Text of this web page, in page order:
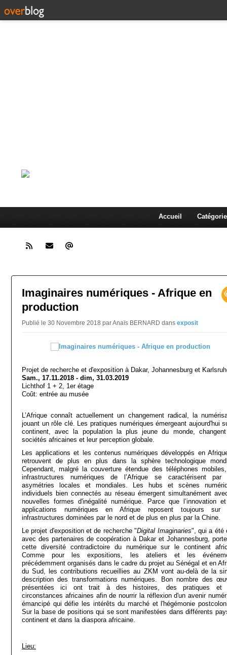
Accueil
Imaginaires numériques - Afrique en
production
Publié le 30 Novembre 2018 par Anaïs BERNARD dans exposit
Projet de recherche et d'exposition à Dakar, Johannesburg et
Sam., 17.11.2018 - dim, 31.03.2019
Lichthof 1 + 2, 1er étage
Coût: entrée au musée
L’Afrique connaît actuellement un changement radical, la
jouant un rôle clé. Les pratiques numériques émergeant aujourd'hui
continent, avec la population la plus jeune du monde,
sociétés africaines et leur perception globale.
Les applications et les contenus numériques développés en
retrouvent de plus en plus dans la sphère technologique
Cependant, malgré la couverture étendue des téléphones
infrastructures numériques de l’Afrique se caractérisent par
asymétries locales et mondiales. Les hubs et scènes
individuels bien connectés au réseau émergent simultanément
nouvelles formes d'inégalité numérique. Parce que l’innovation
applications numériques en Afrique reposent toujours sur
infrastructures dominées par le nord et de plus en plus par la Chine.
Le projet d'exposition et de recherche "Digital Imaginaries", qui a été
avec des partenaires de coopération à Dakar et Johannesburg,
cette diversité contradictoire du numérique sur le continent
Comme pour les expositions, les ateliers et les
précédemment organisés dans le cadre du projet au Sénégal et en
du Sud, les contributions recueillies au ZKM vont au-delà de la
description des transformations numériques. Bon nombre des
présentées ici ont trait à des histoires, des pratiques et
circonstances africaines afin de nourrir la réflexion d'un avenir
émancipé qui défie les intérêts du marché et l'hégémonie
Sur la base de positions qui se sont manifestées dans différents
continent et dans la diaspora africaine.
Lieu: